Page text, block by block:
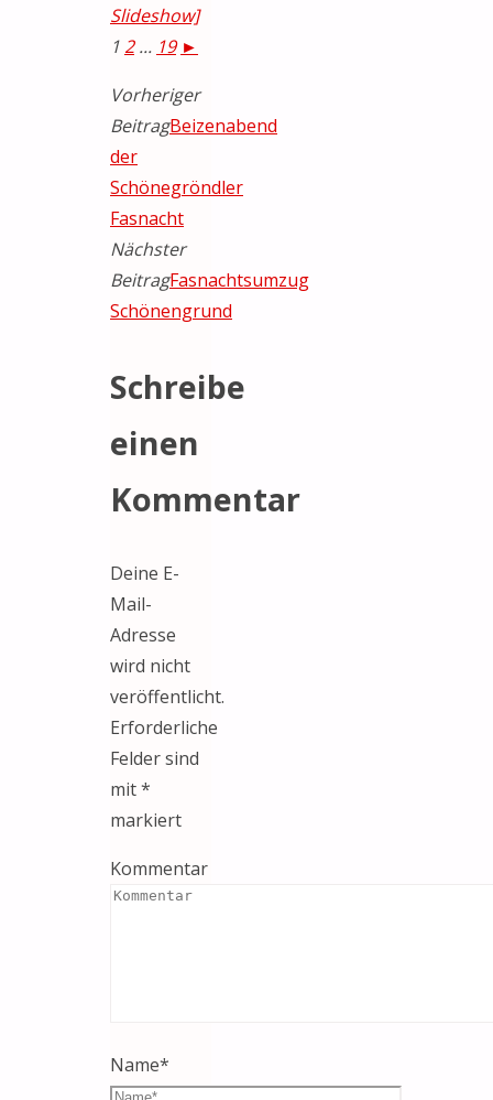
Slideshow]
1 2 ... 19 ►
Vorheriger
BeitragBeizenabend
der
Schönegröndler
Fasnacht
Nächster
BeitragFasnachtsumzug
Schönengrund
Schreibe
einen
Kommentar
Deine E-
Mail-
Adresse
wird nicht
veröffentlicht.
Erforderliche
Felder sind
mit*
markiert
Kommentar
Name*